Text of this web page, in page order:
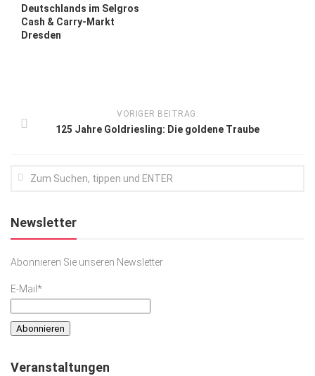
Top Branchen
Deutschlands im Selgros
Cash & Carry-Markt
Dresden
VORIGER BEITRAG:
125 Jahre Goldriesling: Die goldene Traube
Newsletter
Abonnieren Sie unseren Newsletter
E-Mail*
Veranstaltungen